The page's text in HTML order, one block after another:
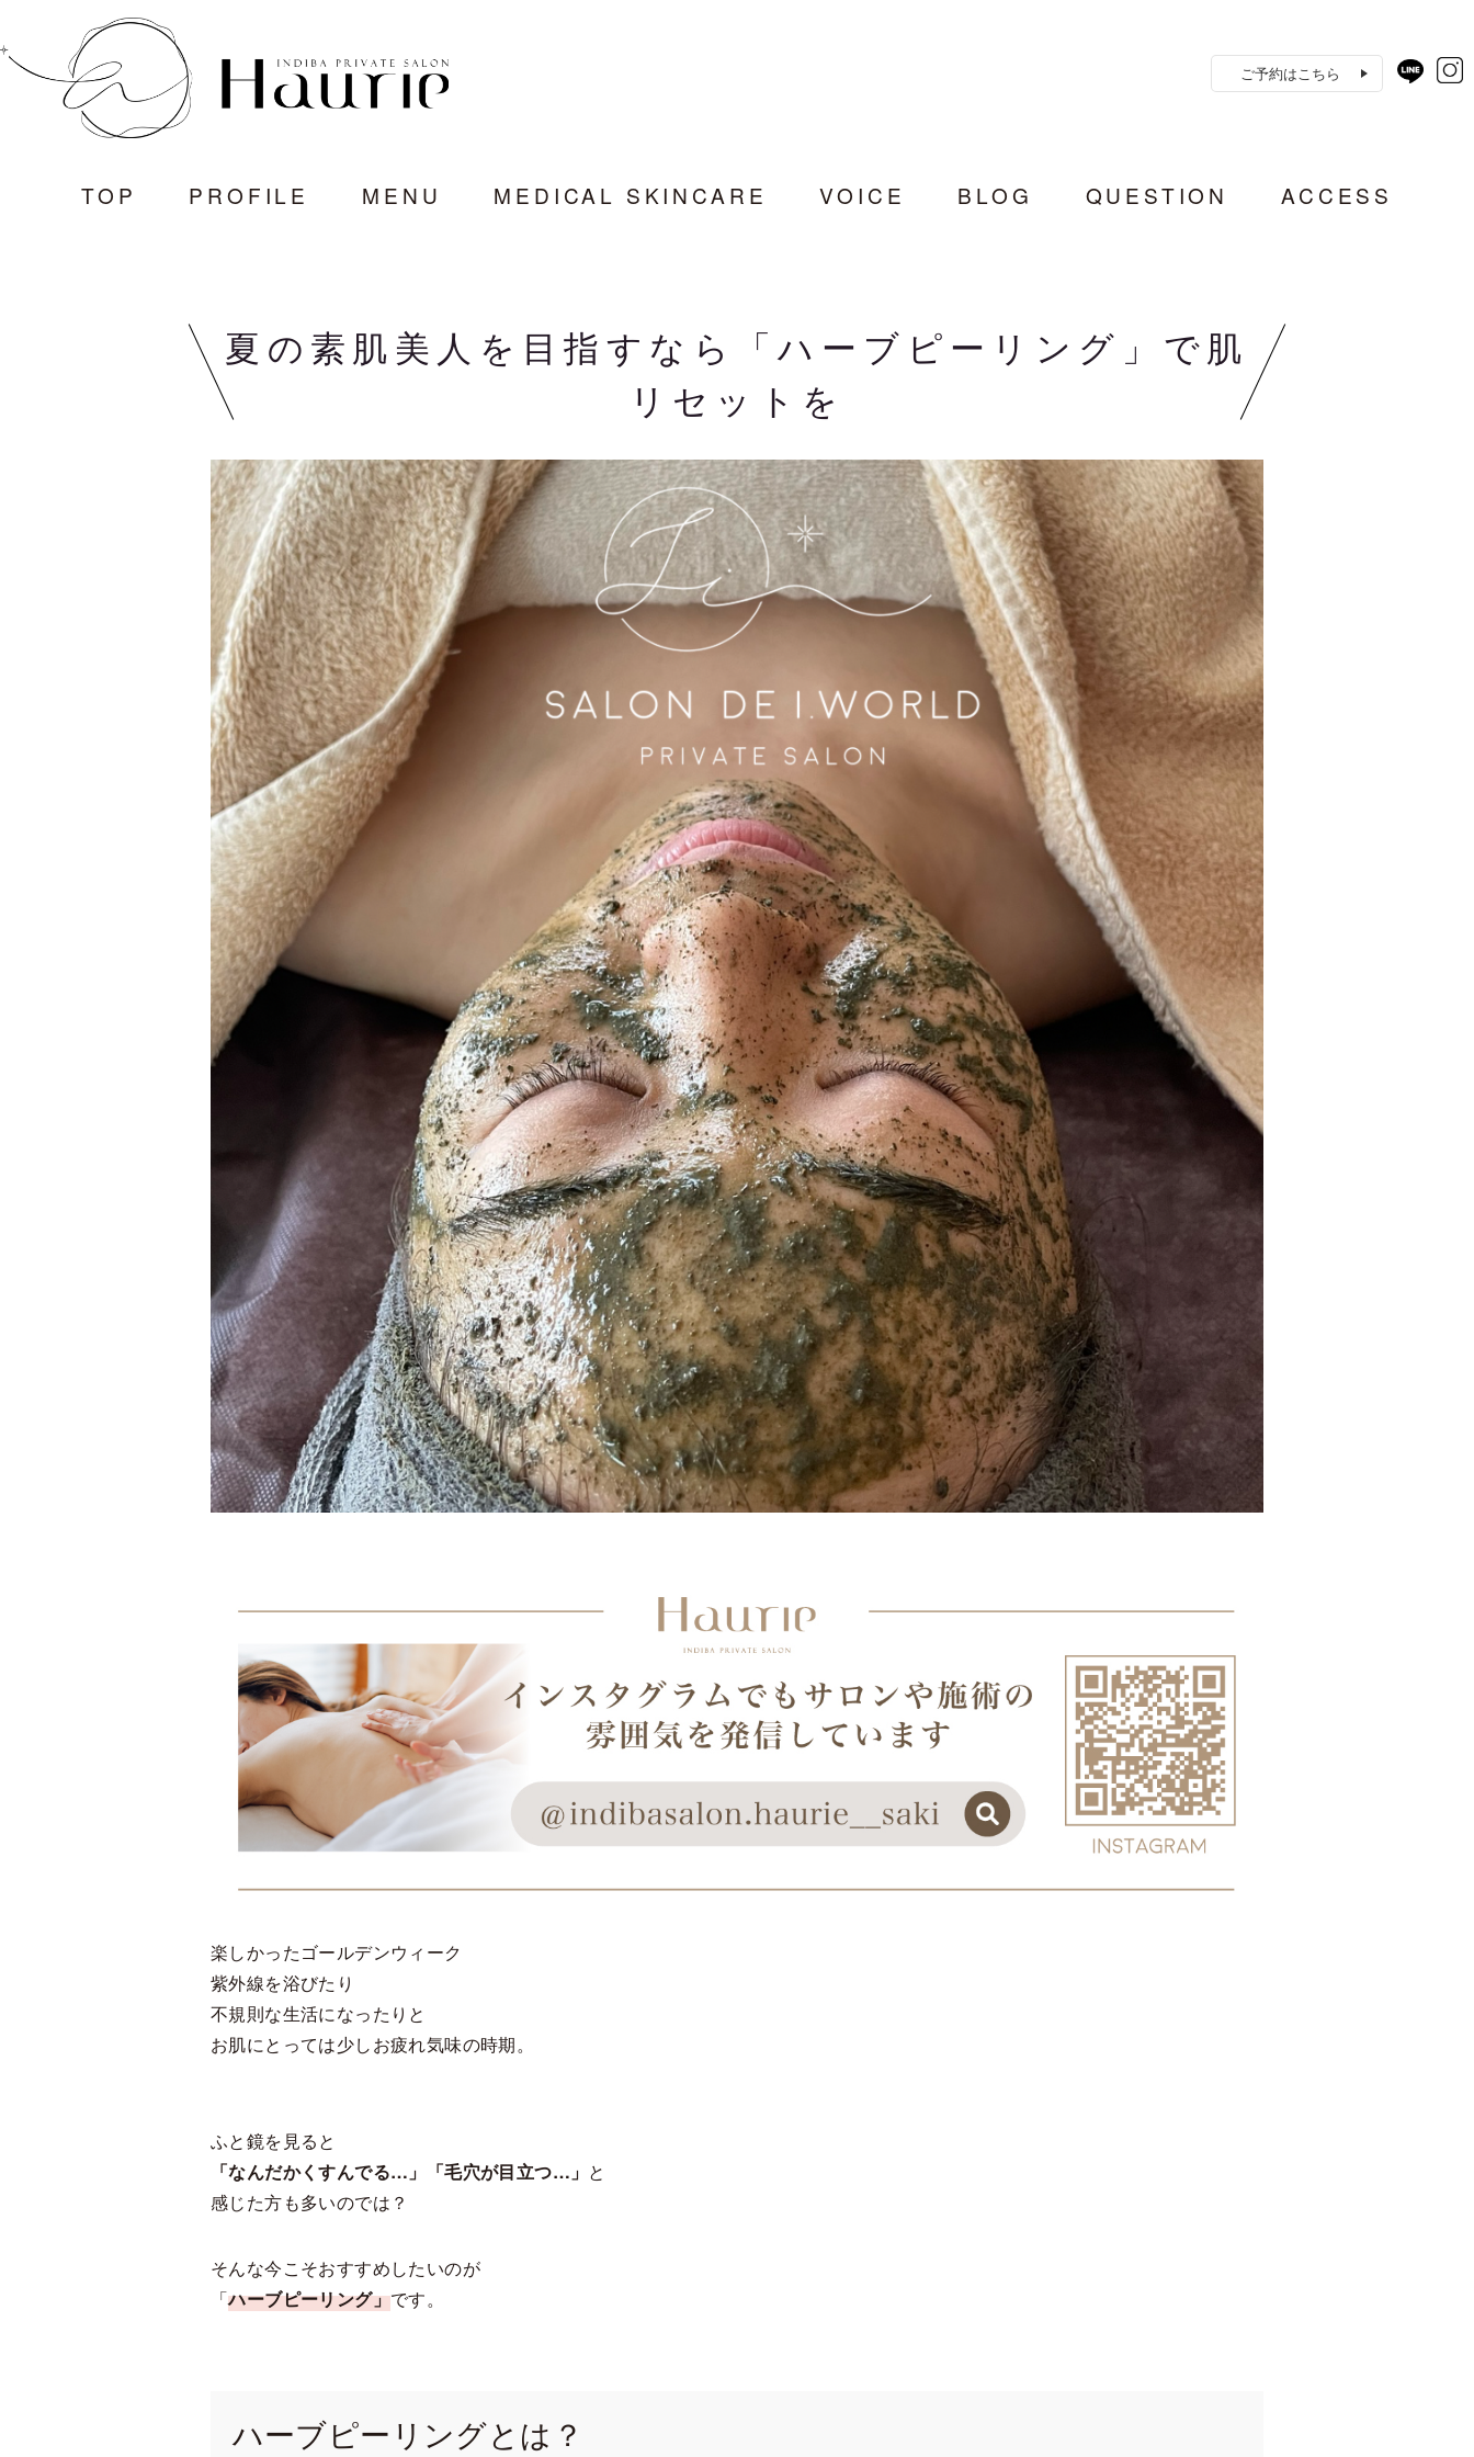
ご予約はこちら
TOP PROFILE MENU MEDICAL SKINCARE VOICE BLOG QUESTION ACCESS
夏の素肌美人を目指すなら「ハーブピーリング」で肌
リセットを
楽しかったゴールデンウィーク
紫外線を浴びたり
不規則な生活になったりと
お肌にとっては少しお疲れ気味の時期。
ふと鏡を見ると
「なんだかくすんでる…」「毛穴が目立つ…」 と
感じた方も多いのでは？
そんな今こそおすすめしたいのが
「ハーブピーリング」です。
ハーブピーリングとは？